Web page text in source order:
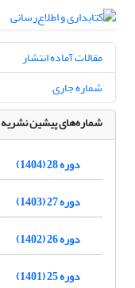
مقالات آماده انتشار
شماره جاری
شماره‌های پیشین نشریه
دوره 28 (1404)
دوره 27 (1403)
دوره 26 (1402)
دوره 25 (1401)